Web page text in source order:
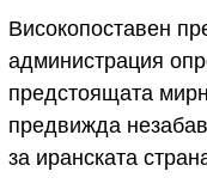
Високопоставен
администрация
предстоящата
предвижда
за иранската